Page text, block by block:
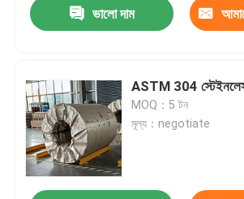
ভালো দাম
ASTM 304
MOQ：5 টন
মূল্য：negotiate